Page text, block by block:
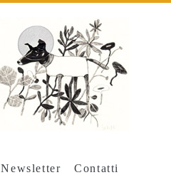
Newsletter Contatti